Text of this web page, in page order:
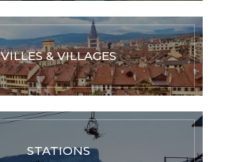
VILLES & VILLAGES
STATIONS